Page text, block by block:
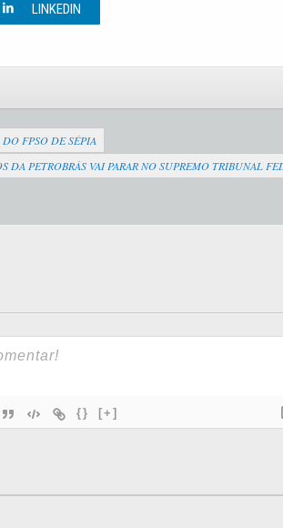
LINKEDIN
FPSO DE SÉPIA
DA PETROBRÁS VAI PARAR NO SUPREMO TRIBUNAL
{} [+]